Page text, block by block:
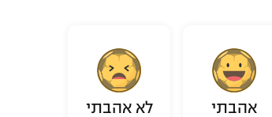
אהבתי לא אהבתי